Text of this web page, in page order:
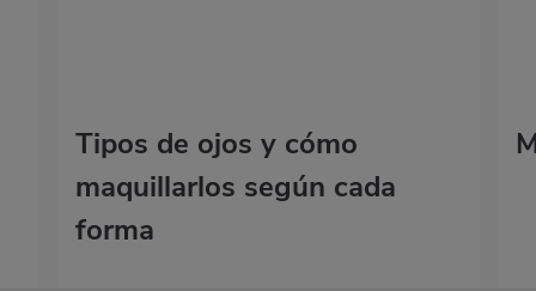
Tipos de ojos y cómo
maquillarlos según cada
forma